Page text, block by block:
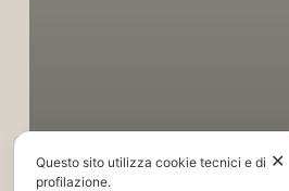
✕
Questo sito utilizza cookie tecnici e di
profilazione.